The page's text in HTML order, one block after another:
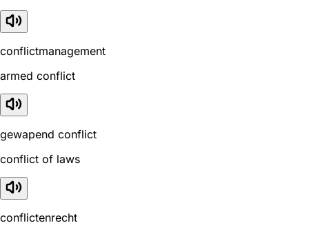
conflictmanagement
armed conflict
gewapend conflict
conflict of laws
conflictenrecht